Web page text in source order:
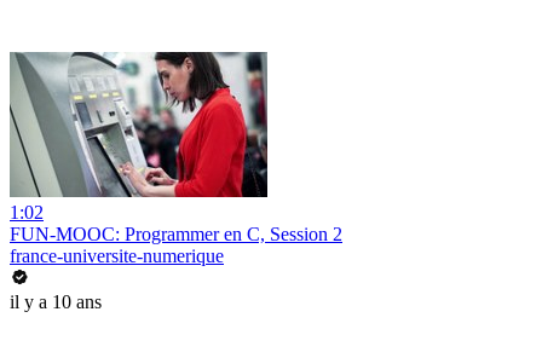
1:02
FUN-MOOC: Programmer en C, Session 2
france-universite-numerique
il y a 10 ans